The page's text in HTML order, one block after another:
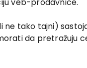
ne tako tajni)
da pretražuju